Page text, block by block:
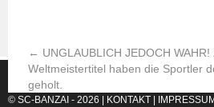
← UNGLAUBLICH JEDOCH WAHR!
Weltmeistertitel haben die Sportler
geholt.
© SC-BANZAI - 2026 | KONTAKT IMPRESSUM